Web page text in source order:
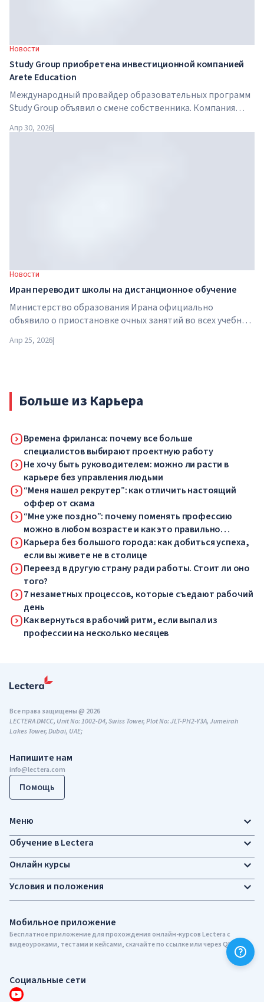
Новости
Study Group приобретена инвестиционной компанией
Arete Education
Международный провайдер образовательных программ
Study Group объявил о смене собственника. Компания
структурой в сфере высшего образования, созданной
Апр 30, 2026|
Новости
Иран переводит школы на дистанционное обучение
Министерство образования Ирана официально
объявило о приостановке очных занятий во всех учебных
университеты переходят на дистанционный формат на
Апр 25, 2026|
Больше из Карьера
Времена фриланса: почему все больше
специалистов выбирают проектную работу
Не хочу быть руководителем: можно ли расти в
карьере без управления людьми
“Меня нашел рекрутер”: как отличить настоящий
оффер от скама
“Мне уже поздно”: почему поменять профессию
можно в любом возрасте и как это правильно
сделать
Карьера без большого города: как добиться успеха,
если вы живете не в столице
Переезд в другую страну ради работы. Стоит ли оно
того?
7 незаметных процессов, которые съедают рабочий
день
Как вернуться в рабочий ритм, если выпал из
профессии на несколько месяцев
Напишите нам
info@lectera.com
Помощь
Мобильное приложение
Бесплатное приложение для прохождения онлайн-курсов Lectera c
видеоуроками, тестами и кейсами, скачайте по ссылке или через QR-код
Социальные сети
Все права защищены @ 2026
LECTERA DMCC, Unit No: 1002-D4, Swiss Tower, Plot No: JLT-PH2-Y3A, Jumeirah
Lakes Tower, Dubai, UAE;
Меню
Обучение в Lectera
Онлайн курсы
Условия и положения